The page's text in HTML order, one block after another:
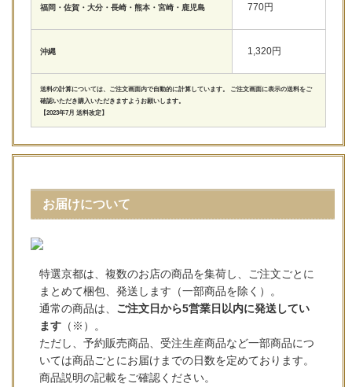
福岡・佐賀・大分・長崎・熊本・宮崎・鹿児島 770円
沖縄 1,320円
送料の計算については、ご注文画面内で自動的に計算しています。 ご注文画面に表示の送料をご
確認いただき購入いただきますようお願いします。
【2023年7月 送料改定】
お届けについて
特選京都は、複数のお店の商品を集荷し、ご注文ごとに
まとめて梱包、発送します（一部商品を除く）。
通常の商品は、 ご注文日から5営業日以内に発送してい
ます （※）。
ただし、予約販売商品、受注生産商品など一部商品につ
いては商品ごとにお届けまでの日数を定めております。
商品説明の記載をご確認ください。